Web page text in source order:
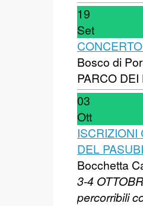
19
Set
Bosco di
PARCO
03
Ott
DEL
Bocchetta
3-4
percorribili